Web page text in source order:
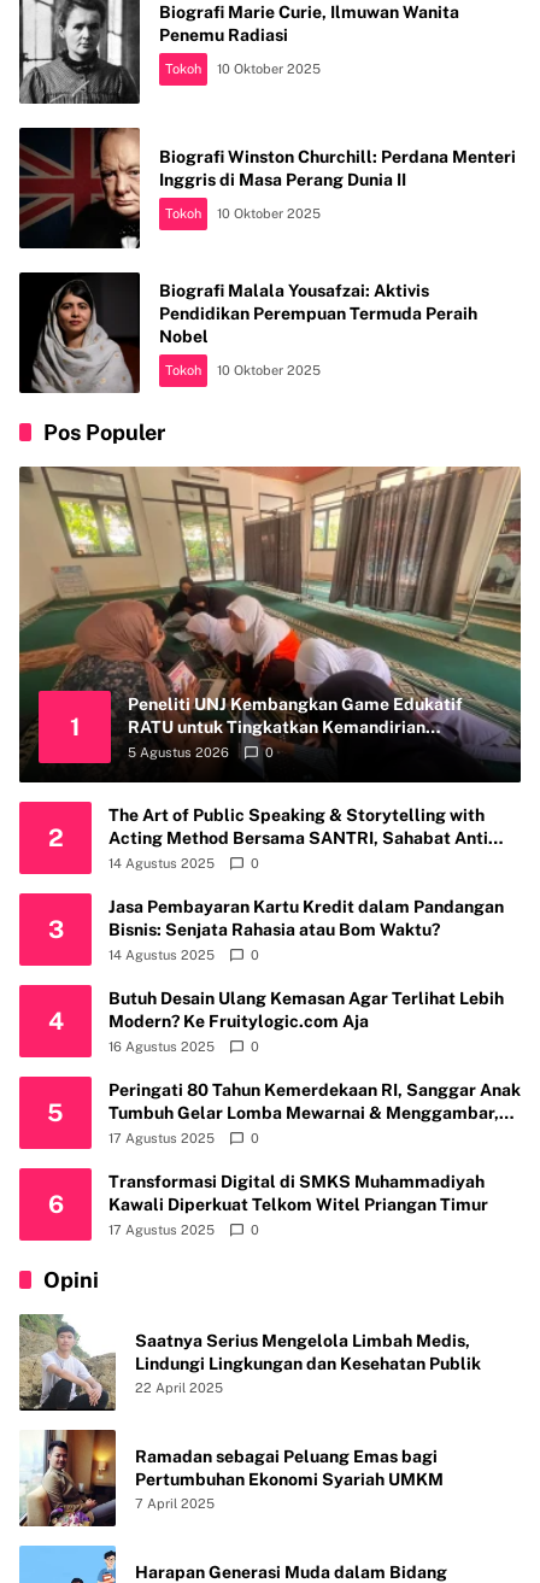
Biografi Marie Curie, Ilmuwan Wanita
Penemu Radiasi
Tokoh 10 Oktober 2025
Biografi Winston Churchill: Perdana Menteri
Inggris di Masa Perang Dunia II
Tokoh 10 Oktober 2025
Biografi Malala Yousafzai: Aktivis
Pendidikan Perempuan Termuda Peraih
Nobel
Tokoh 10 Oktober 2025
Pos Populer
1
Peneliti UNJ Kembangkan Game Edukatif
RATU untuk Tingkatkan Kemandirian
Perawatan Organ Reproduksi Anak Hambatan
5 Agustus 2026 0
2
The Art of Public Speaking & Storytelling with
Acting Method Bersama SANTRI, Sahabat Anti
Riba Kembali Gelar Workshop di Kota Depok
14 Agustus 2025 0
3
Jasa Pembayaran Kartu Kredit dalam Pandangan
Bisnis: Senjata Rahasia atau Bom Waktu?
14 Agustus 2025 0
4
Butuh Desain Ulang Kemasan Agar Terlihat Lebih
Modern? Ke Fruitylogic.com Aja
16 Agustus 2025 0
5
Peringati 80 Tahun Kemerdekaan RI, Sanggar Anak
Tumbuh Gelar Lomba Mewarnai & Menggambar,
Ajak Anak Cintai Batik Nusantara
17 Agustus 2025 0
6
Transformasi Digital di SMKS Muhammadiyah
Kawali Diperkuat Telkom Witel Priangan Timur
17 Agustus 2025 0
Opini
Saatnya Serius Mengelola Limbah Medis,
Lindungi Lingkungan dan Kesehatan Publik
22 April 2025
Ramadan sebagai Peluang Emas bagi
Pertumbuhan Ekonomi Syariah UMKM
7 April 2025
Harapan Generasi Muda dalam Bidang